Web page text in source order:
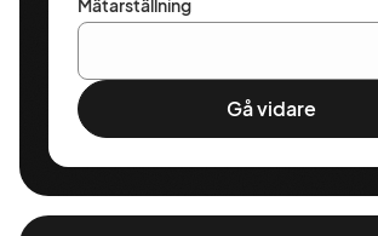
Mätarställning
Gå vidare